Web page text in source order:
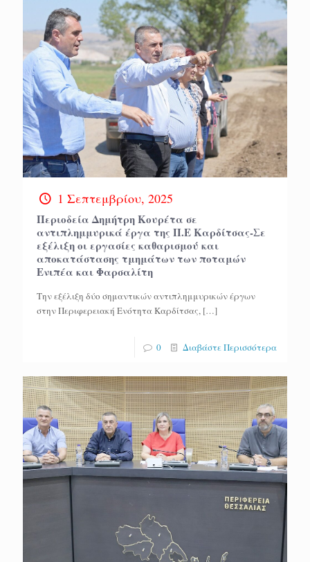
1 Σεπτεμβρίου, 2025
Περιοδεία Δημήτρη Κουρέτα σε
αντιπλημμυρικά έργα της Π.Ε Καρδίτσας-Σε
εξέλιξη οι εργασίες καθαρισμού και
αποκατάστασης τμημάτων των ποταμών
Eνιπέα και Φαρσαλίτη
Την εξέλιξη δύο σημαντικών αντιπλημμυρικών έργων
στην Περιφερειακή Ενότητα Καρδίτσας, […]
0 Διαβάστε Περισσότερα